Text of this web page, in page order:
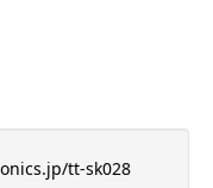
tt-sk028